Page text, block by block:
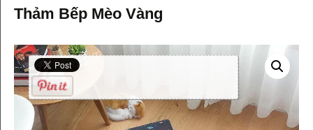
nội
dung
Thảm Bếp Mèo Vàng